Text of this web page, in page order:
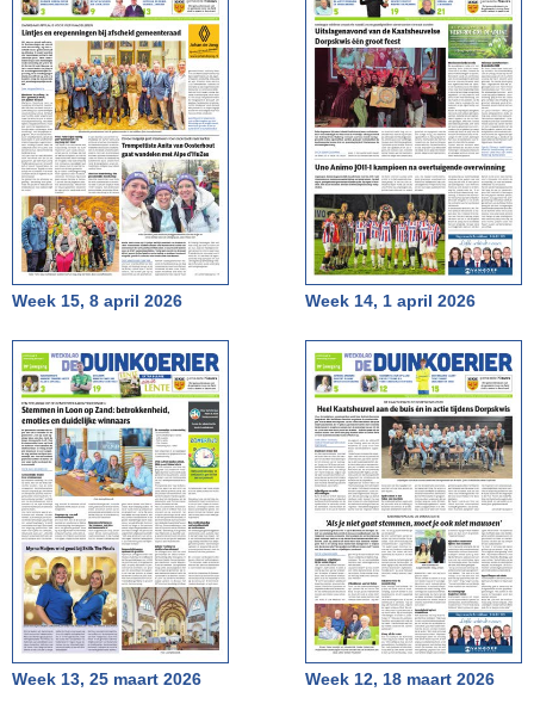
Week 15, 8 april 2026 Week 14, 1 april 2026
Week 13, 25 maart 2026 Week 12, 18 maart 2026